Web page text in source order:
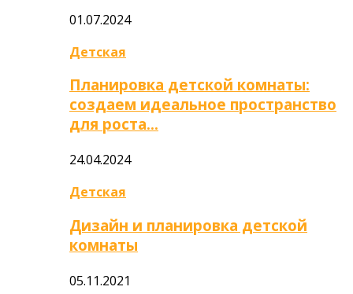
01.07.2024
Детская
Планировка детской комнаты:
создаем идеальное пространство
для роста…
24.04.2024
Детская
Дизайн и планировка детской
комнаты
05.11.2021